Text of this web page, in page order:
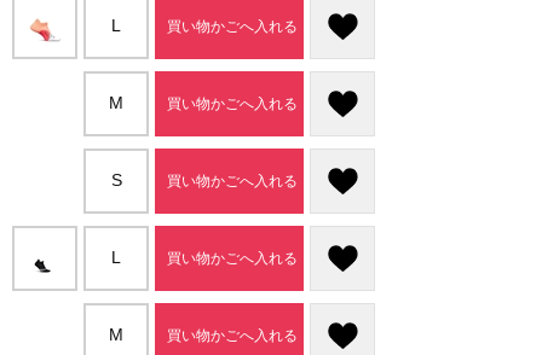
L 買い物かごへ入れる
M 買い物かごへ入れる
S 買い物かごへ入れる
L 買い物かごへ入れる
M 買い物かごへ入れる